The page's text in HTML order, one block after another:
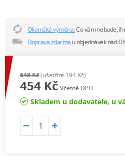
Okamžitá výměna.Co vám nebude,
Doprava zdarma u objednávek nad 0
648 Kč(ušetříte 194 Kč)
454 Kč Včetně DPH
Skladem u dodavatele, u